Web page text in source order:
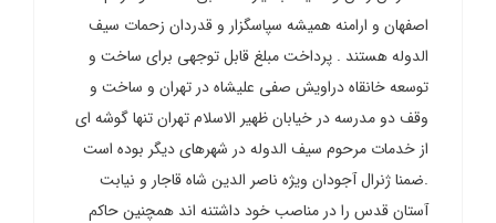
اصفهان و ارامنه همیشه سپاسگزار و قدردان زحمات سیف
الدوله هستند . پرداخت مبلغ قابل توجهی برای ساخت و
توسعه خانقاه دراویش صفی علیشاه در تهران و ساخت و
وقف دو مدرسه در خیابان ظهیر الاسلام تهران تنها گوشه ای
از خدمات مرحوم سیف الدوله در شهرهای دیگر بوده است
.ضمنا ژنرال آجودان ویژه ناصر الدین شاه قاجار و نیابت
آستان قدس را در مناصب خود داشتنه اند همچنین حاکم